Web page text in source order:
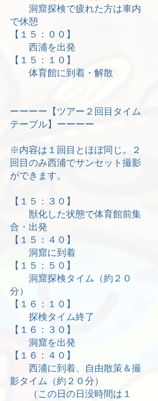
洞窟探検で疲れた方は車内
で休憩
【１５：００】
西浦を出発
【１５：１０】
体育館に到着・解散
ーーーー【ツアー２回目タイム
テーブル】ーーーー
※内容は１回目とほぼ同じ。２
回目のみ西浦でサンセット撮影
ができます。
【１５：３０】
獣化した状態で体育館前集
合・出発
【１５：４０】
洞窟に到着
【１５：５０】
洞窟探検タイム（約２０
分）
【１６：１０】
探検タイム終了
【１６：３０】
洞窟を出発
【１６：４０】
西浦に到着、自由散策＆撮
影タイム（約２０分）
（この日の日没時間は１